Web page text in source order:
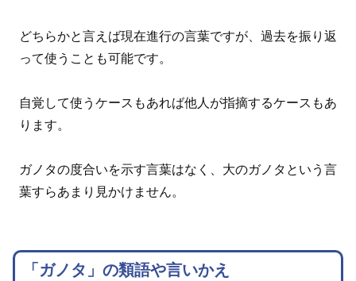
どちらかと言えば現在進行の言葉ですが、過去を振り返
って使うことも可能です。
自覚して使うケースもあれば他人が指摘するケースもあ
ります。
ガノタの度合いを示す言葉はなく、大のガノタという言
葉すらあまり見かけません。
「ガノタ」の類語や言いかえ